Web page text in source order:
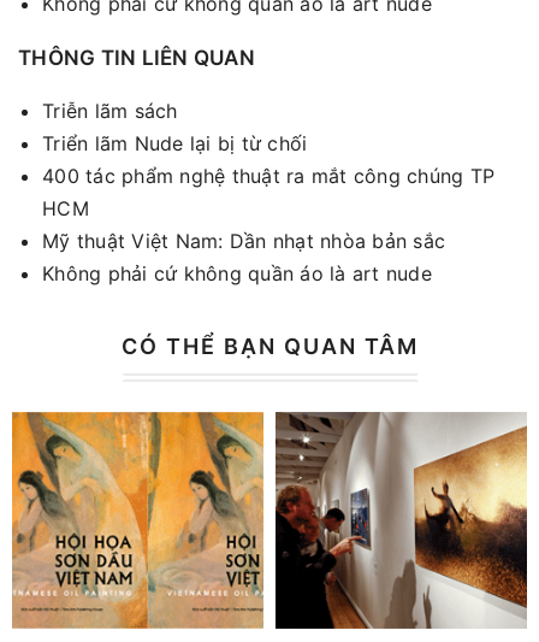
THÔNG TIN LIÊN QUAN
Triễn lãm sách
Triển lãm Nude lại bị từ chối
400 tác phẩm nghệ thuật ra mắt công chúng TP
HCM
Mỹ thuật Việt Nam: Dần nhạt nhòa bản sắc
Không phải cứ không quần áo là art nude
CÓ THỂ BẠN QUAN TÂM